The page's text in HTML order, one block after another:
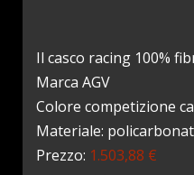
Il casco racing 100%
Marca AGV
Colore competizione
Materiale:
Prezzo: 1.503,88 €